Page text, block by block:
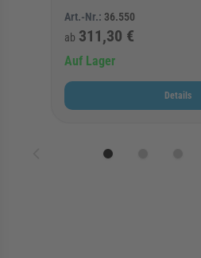
Art.-Nr.: 36.550
ab 311,30 €
Auf Lager
Details